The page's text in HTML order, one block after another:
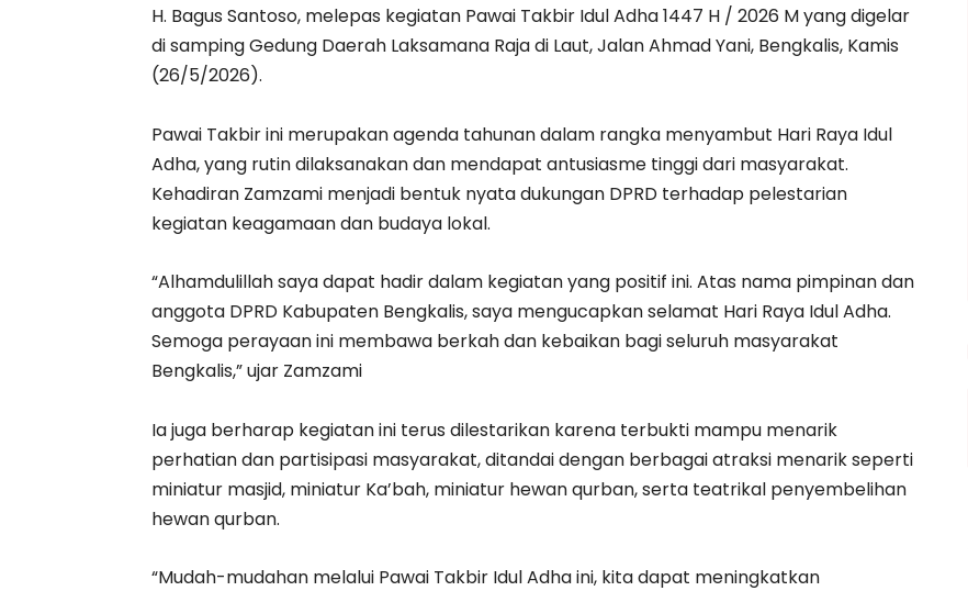
H. Bagus Santoso, melepas kegiatan Pawai Takbir Idul Adha 1447 H / 2026 M yang digelar
di samping Gedung Daerah Laksamana Raja di Laut, Jalan Ahmad Yani, Bengkalis, Kamis
(26/5/2026).
‎Pawai Takbir ini merupakan agenda tahunan dalam rangka menyambut Hari Raya Idul
Adha, yang rutin dilaksanakan dan mendapat antusiasme tinggi dari masyarakat.
Kehadiran Zamzami menjadi bentuk nyata dukungan DPRD terhadap pelestarian
kegiatan keagamaan dan budaya lokal.
‎‎“Alhamdulillah saya dapat hadir dalam kegiatan yang positif ini. Atas nama pimpinan dan
anggota DPRD Kabupaten Bengkalis, saya mengucapkan selamat Hari Raya Idul Adha.
Semoga perayaan ini membawa berkah dan kebaikan bagi seluruh masyarakat
Bengkalis,” ujar Zamzami
‎Ia juga berharap kegiatan ini terus dilestarikan karena terbukti mampu menarik
perhatian dan partisipasi masyarakat, ditandai dengan berbagai atraksi menarik seperti
miniatur masjid, miniatur Ka’bah, miniatur hewan qurban, serta teatrikal penyembelihan
hewan qurban.
‎“Mudah-mudahan melalui Pawai Takbir Idul Adha ini, kita dapat meningkatkan